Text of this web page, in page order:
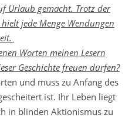
Urlaub gemacht. Trotz der
jede Menge Wendungen
Worten meinen Lesern
Geschichte freuen dürfen?
und muss zu Anfang des
ist. Ihr Leben liegt
in blinden Aktionismus zu